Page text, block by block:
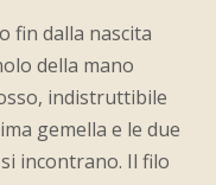
fin dalla nascita
della mano
indistruttibile
gemella e le due
incontrano. Il filo